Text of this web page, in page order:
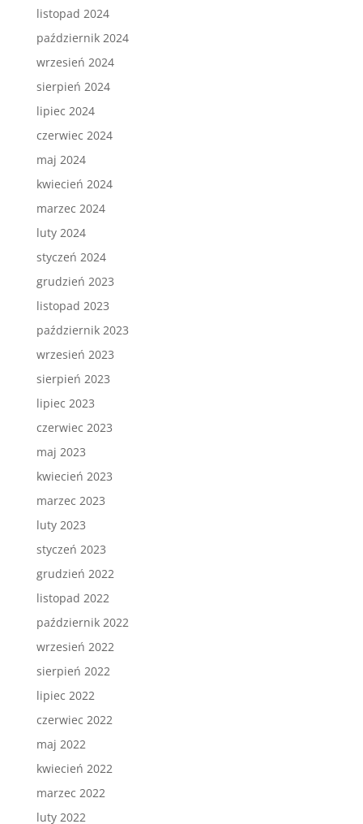
listopad 2024
październik 2024
wrzesień 2024
sierpień 2024
lipiec 2024
czerwiec 2024
maj 2024
kwiecień 2024
marzec 2024
luty 2024
styczeń 2024
grudzień 2023
listopad 2023
październik 2023
wrzesień 2023
sierpień 2023
lipiec 2023
czerwiec 2023
maj 2023
kwiecień 2023
marzec 2023
luty 2023
styczeń 2023
grudzień 2022
listopad 2022
październik 2022
wrzesień 2022
sierpień 2022
lipiec 2022
czerwiec 2022
maj 2022
kwiecień 2022
marzec 2022
luty 2022